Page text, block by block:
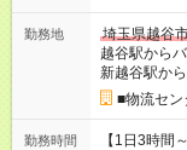
勤務地
埼玉県越谷
越谷駅から
新越谷駅か
■物流セ
勤務時間
【1日3時間